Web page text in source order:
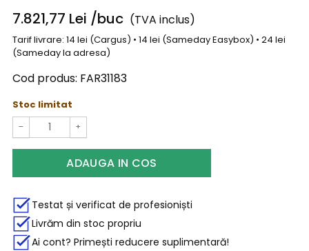
7.821,77 Lei /buc (TVA inclus)
Tarif livrare: 14 lei (Cargus) • 14 lei (Sameday Easybox) • 24 lei
(Sameday la adresa)
Cod produs: FAR31183
Stoc limitat
− +
ADAUGA IN COS
Testat și verificat de profesioniști
Livrăm din stoc propriu
Ai cont? Primești reducere suplimentară!